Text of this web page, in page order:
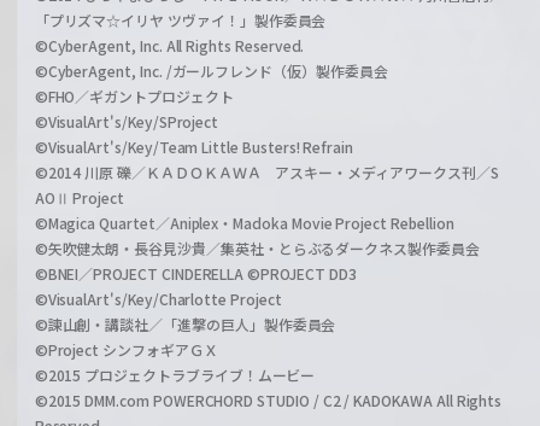
「プリズマ☆イリヤ ツヴァイ！」製作委員会
©CyberAgent, Inc. All Rights Reserved.
©CyberAgent, Inc. /ガールフレンド（仮）製作委員会
©FHO／ギガントプロジェクト
©VisualArt's/Key/SProject
©VisualArt's/Key/Team Little Busters! Refrain
©2014 川原 礫／ＫＡＤＯＫＡＷＡ アスキー・メディアワークス刊／S
AOⅡ Project
©Magica Quartet／Aniplex・Madoka Movie Project Rebellion
©矢吹健太朗・長谷見沙貴／集英社・とらぶるダークネス製作委員会
©BNEI／PROJECT CINDERELLA ©PROJECT DD3
©VisualArt's/Key/Charlotte Project
©諫山創・講談社／「進撃の巨人」製作委員会
©Project シンフォギアＧＸ
©2015 プロジェクトラブライブ！ムービー
©2015 DMM.com POWERCHORD STUDIO / C2 / KADOKAWA All Rights